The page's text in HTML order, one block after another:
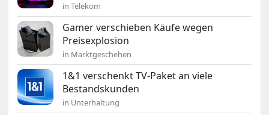
in Telekom
Gamer verschieben Käufe wegen
Preisexplosion
in Marktgeschehen
1&1 verschenkt TV-Paket an viele
Bestandskunden
in Unterhaltung